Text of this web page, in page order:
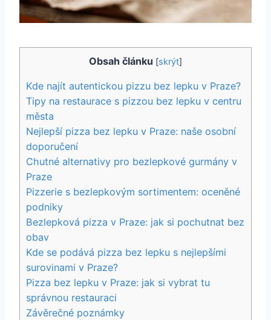
Obsah článku [skrýt]
Kde najít autentickou pizzu bez lepku v Praze?
Tipy na restaurace s pizzou bez lepku v centru
města
Nejlepší pizza bez lepku v Praze: naše osobní
doporučení
Chutné alternativy pro bezlepkové gurmány v
Praze
Pizzerie s bezlepkovým sortimentem: oceněné
podniky
Bezlepková pizza v Praze: jak si pochutnat bez
obav
Kde se podává pizza bez lepku s nejlepšími
surovinami v Praze?
Pizza bez lepku v Praze: jak si vybrat tu
správnou restauraci
Závěrečné poznámky